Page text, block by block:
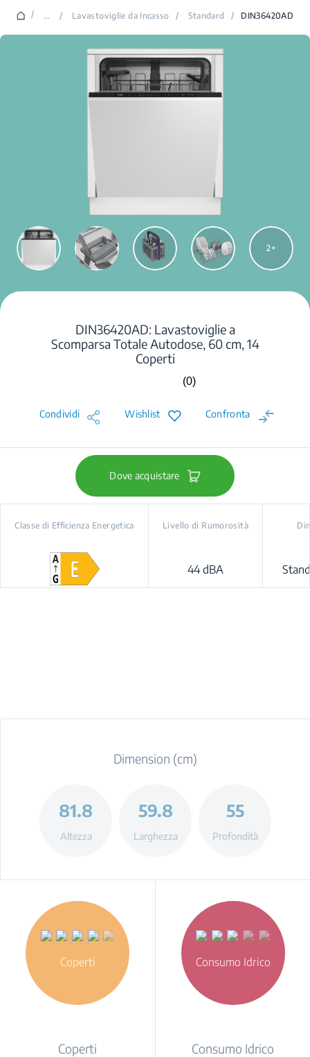
/ ... / Lavastoviglie da Incasso / Standard / DIN36420AD
2
DIN36420AD: Lavastoviglie a
Scomparsa Totale Autodose, 60 cm, 14
Coperti
Nessuna
Stesso
(0)
Condividi Wishlist Confronta
Dove acquistare
Classe di Efficienza Energetica Livello di Rumorosità
44 dBA
Dimension (cm)
81.8
Altezza
59.8
Larghezza
55
Profondità
Coperti
Coperti
Consumo Idrico
Consumo Idrico